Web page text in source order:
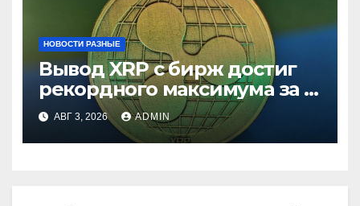
НОВОСТИ РАЗНЫЕ
Вывод XRP с бирж достиг
рекордного максимума за 5
летАВГ 3, 2026 ADMIN